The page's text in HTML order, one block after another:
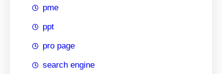
pme
ppt
pro page
search engine